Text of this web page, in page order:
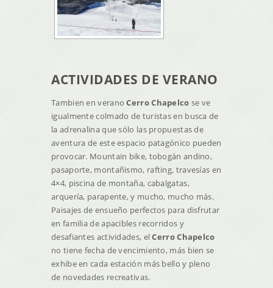
ACTIVIDADES DE VERANO
Tambien en veranoCerro Chapelco se ve
igualmente colmado de turistas en busca de
la adrenalina que sólo las propuestas de
aventura de este espacio patagónico pueden
provocar. Mountain bike, tobogán andino,
pasaporte, montañismo, rafting, travesías en
4×4, piscina de montaña, cabalgatas,
arquería, parapente, y mucho, mucho más.
Paisajes de ensueño perfectos para disfrutar
en familia de apacibles recorridos y
desafiantes actividades, elCerro Chapelco
no tiene fecha de vencimiento, más bien se
exhibe en cada estación más bello y pleno
de novedades recreativas.